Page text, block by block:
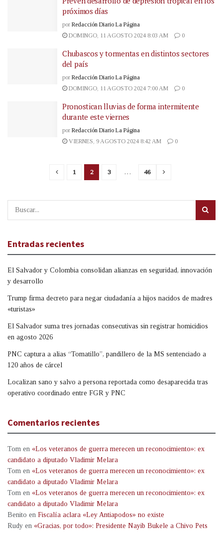
próximos días
por Redacción Diario La Página
DOMINGO, 11 AGOSTO 2024 8:03 AM
0
Chubascos y tormentas en distintos sectores
del país
por Redacción Diario La Página
DOMINGO, 11 AGOSTO 2024 7:00 AM
0
Pronostican lluvias de forma intermitente
durante este viernes
por Redacción Diario La Página
VIERNES, 9 AGOSTO 2024 8:42 AM
0
1 2 3 … 46
Entradas recientes
El Salvador y Colombia consolidan alianzas en seguridad, innovación
y desarrollo
Trump firma decreto para negar ciudadanía a hijos nacidos de madres
«turistas»
El Salvador suma tres jornadas consecutivas sin registrar homicidios
en agosto 2026
PNC captura a alias “Tomatillo”, pandillero de la MS sentenciado a
120 años de cárcel
Localizan sano y salvo a persona reportada como desaparecida tras
operativo coordinado entre FGR y PNC
Comentarios recientes
Tom en «Los veteranos de guerra merecen un reconocimiento»: ex
candidato a diputado Vladimir Melara
Tom en «Los veteranos de guerra merecen un reconocimiento»: ex
candidato a diputado Vladimir Melara
Tom en «Los veteranos de guerra merecen un reconocimiento»: ex
candidato a diputado Vladimir Melara
Benito en Fiscalía aclara «Ley Antiapodos» no existe
Rudy en «Gracias, por todo»: Presidente Nayib Bukele a Chivo Pets